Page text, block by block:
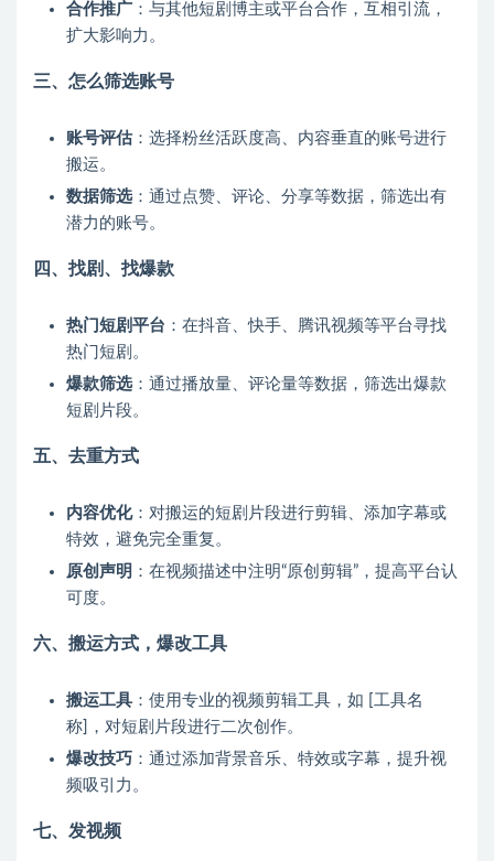
合作推广 ：与其他短剧博主或平台合作，互相引流，
扩大影响力。
三、怎么筛选账号
账号评估：选择粉丝活跃度高、内容垂直的账号进行
搬运。
数据筛选：通过点赞、评论、分享等数据，筛选出有
潜力的账号。
四、找剧、找爆款
热门短剧平台 ：在抖音、快手、腾讯视频等平台寻找
热门短剧。
爆款筛选：通过播放量、评论量等数据，筛选出爆款
短剧片段。
五、去重方式
内容优化：对搬运的短剧片段进行剪辑、添加字幕或
特效，避免完全重复。
原创声明 ：在视频描述中注明“原创剪辑”，提高平台认
可度。
六、搬运方式，爆改工具
搬运工具 ：使用专业的视频剪辑工具，如 [工具名
称]，对短剧片段进行二次创作。
爆改技巧 ：通过添加背景音乐、特效或字幕，提升视
频吸引力。
七、发视频